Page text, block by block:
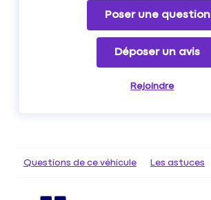
Poser une question
Déposer un avis
Rejoindre
Questions de ce véhicule Les astuces